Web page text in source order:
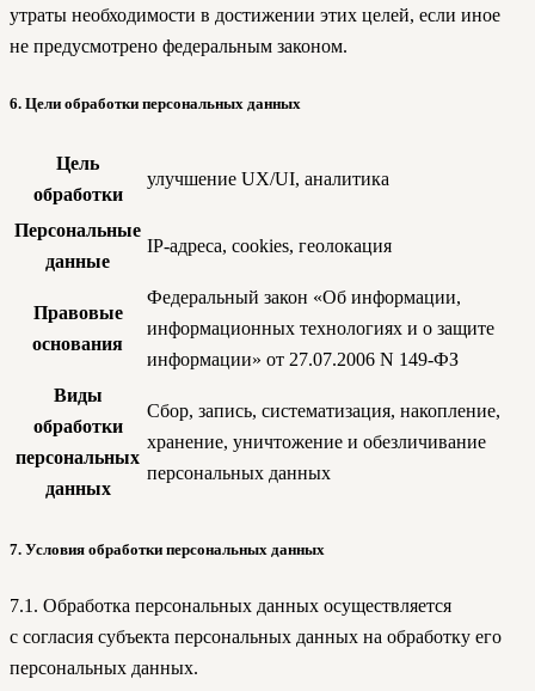
утраты необходимости в достижении этих целей, если иное
не предусмотрено федеральным законом.
6. Цели обработки персональных данных
Цель
обработки
улучшение UX/UI, аналитика
Персональные
данные
IP-адреса, cookies, геолокация
Правовые
основания
Федеральный закон «Об информации,
информационных технологиях и о защите
информации» от 27.07.2006 N 149-ФЗ
Виды
обработки
персональных
данных
Сбор, запись, систематизация, накопление,
хранение, уничтожение и обезличивание
персональных данных
7. Условия обработки персональных данных
7.1. Обработка персональных данных осуществляется
с согласия субъекта персональных данных на обработку его
персональных данных.